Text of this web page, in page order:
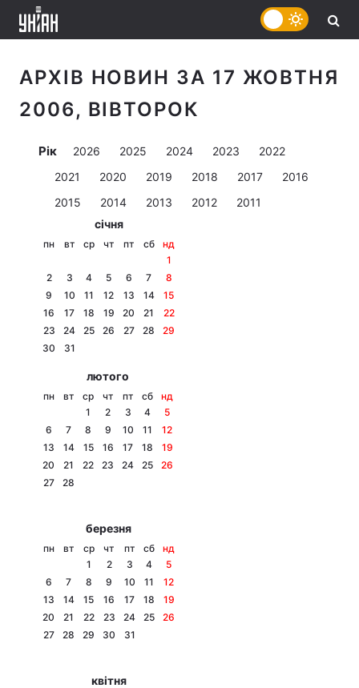
АРХІВ НОВИН ЗА 17 ЖОВТНЯ
2006, ВІВТОРОК
Рік 2026 2025 2024 2023
2022
2021
2020 2019 2018 2017
2016
2015
2014 2013 2012
2011
січня
пн вт ср чт пт сб
нд
1
2
3 4 5 6 7
8
9
10 11 12 13 14
15
16
17 18 19 20 21
22
23
24 25 26 27 28
29
30
31
лютого
пн вт ср чт пт сб
нд
1
2 3 4
5
6
7 8 9 10 11
12
13
14 15 16 17 18
19
20
21 22 23 24 25
26
27
28
березня
пн вт ср чт пт сб
нд
1
2 3 4
5
6
7 8 9 10 11
12
13
14 15 16 17 18
19
20
21 22 23 24 25
26
27
28 29 30 31
квітня